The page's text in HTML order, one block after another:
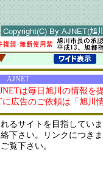
AJNET
は毎日旭川の情報を
に広告のご依頼は「旭川
るサイトを目指してい
下さい。リンクにつき
覧下さい。